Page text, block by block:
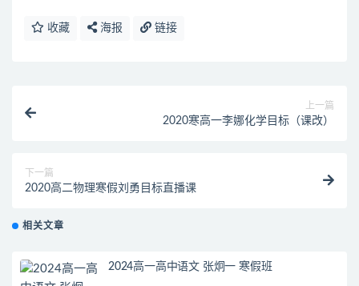
收藏 海报 链接
上一篇
2020寒高一李娜化学目标（课改）
下一篇
2020高二物理寒假刘勇目标直播课
相关文章
2024高一高中语文 张炯一 寒假班